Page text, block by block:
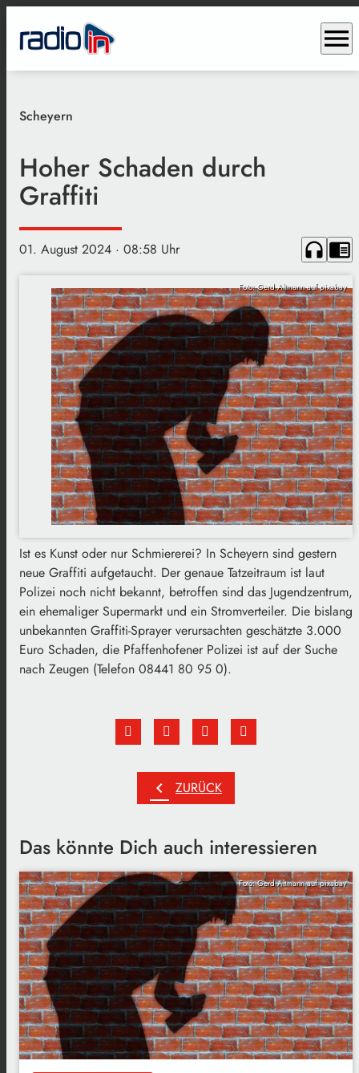
menu
Scheyern
Hoher Schaden durch
Graffiti
01. August 2024 · 08:58 Uhr headphones chrome_reader_mode
Foto: Gerd Altmann auf pixabay
Ist es Kunst oder nur Schmiererei? In Scheyern sind gestern
neue Graffiti aufgetaucht. Der genaue Tatzeitraum ist laut
Polizei noch nicht bekannt, betroffen sind das Jugendzentrum,
ein ehemaliger Supermarkt und ein Stromverteiler. Die bislang
unbekannten Graffiti-Sprayer verursachten geschätzte 3.000
Euro Schaden, die Pfaffenhofener Polizei ist auf der Suche
nach Zeugen (Telefon 08441 80 95 0).
chevron_left ZURÜCK
Das könnte Dich auch interessieren
Foto: Gerd Altmann auf pixabay